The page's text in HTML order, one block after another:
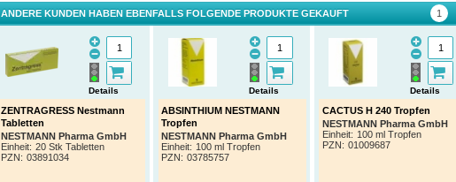
ANDERE KUNDEN HABEN EBENFALLS FOLGENDE PRODUKTE GEKAUFT
ZENTRAGRESS Nestmann
Tabletten
NESTMANN Pharma GmbH
Einheit: 20 Stk Tabletten
PZN: 03891034
Details
ABSINTHIUM NESTMANN
Tropfen
NESTMANN Pharma GmbH
Einheit: 100 ml Tropfen
PZN: 03785757
Details
CACTUS H 240 Tropfen
NESTMANN Pharma GmbH
Einheit: 100 ml Tropfen
PZN: 01009687
Details